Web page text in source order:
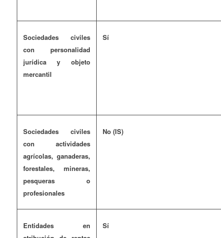
Sociedades civiles
con personalidad
jurídica y objeto
mercantil
Sí
Sociedades civiles
con actividades
agrícolas, ganaderas,
forestales, mineras,
pesqueras o
profesionales
No (IS)
Entidades en
Sí